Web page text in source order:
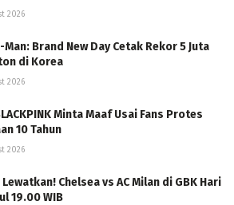
2026
Brand New Day Cetak Rekor 5 Juta
di Korea
2026
Minta Maaf Usai Fans Protes
10 Tahun
2026
Lewatkan! Chelsea vs AC Milan di GBK Hari
19.00 WIB